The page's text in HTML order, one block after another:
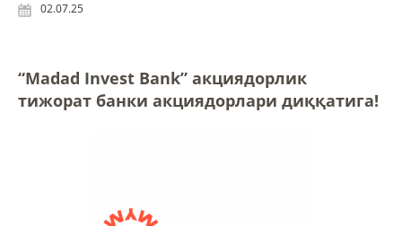
02.07.25
“Madad Invest Bank” акциядорлик
тижорат банки акциядорлари диққатига!